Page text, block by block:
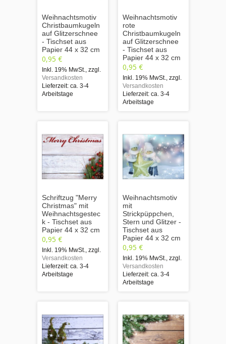
Weihnachtsmotiv
Christbaumkugeln
auf Glitzerschnee
- Tischset aus
Papier 44 x 32 cm
0,95 €
Inkl. 19% MwSt. zzgl.
Versandkosten
Lieferzeit: ca. 3-4
Arbeitstage
Weihnachtsmotiv
rote
Christbaumkugeln
auf Glitzerschnee
- Tischset aus
Papier 44 x 32 cm
0,95 €
Inkl. 19% MwSt. zzgl.
Versandkosten
Lieferzeit: ca. 3-4
Arbeitstage
Schriftzug "Merry
Christmas" mit
Weihnachtsgestec
k - Tischset aus
Papier 44 x 32 cm
0,95 €
Inkl. 19% MwSt. zzgl.
Versandkosten
Lieferzeit: ca. 3-4
Arbeitstage
Weihnachtsmotiv
mit
Strickpüppchen,
Stern und Glitzer -
Tischset aus
Papier 44 x 32 cm
0,95 €
Inkl. 19% MwSt. zzgl.
Versandkosten
Lieferzeit: ca. 3-4
Arbeitstage